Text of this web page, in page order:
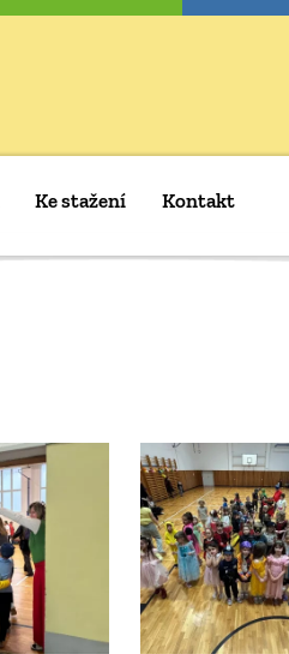
Ke stažení Kontakt